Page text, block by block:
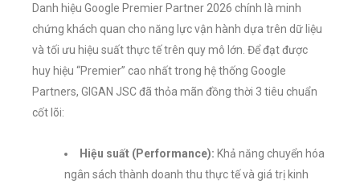
Danh hiệu Google Premier Partner 2026 chính là minh
chứng khách quan cho năng lực vận hành dựa trên dữ liệu
và tối ưu hiệu suất thực tế trên quy mô lớn. Để đạt được
huy hiệu “Premier” cao nhất trong hệ thống Google
Partners, GIGAN JSC đã thỏa mãn đồng thời 3 tiêu chuẩn
cốt lõi:
Hiệu suất (Performance): Khả năng chuyển hóa
ngân sách thành doanh thu thực tế và giá trị kinh